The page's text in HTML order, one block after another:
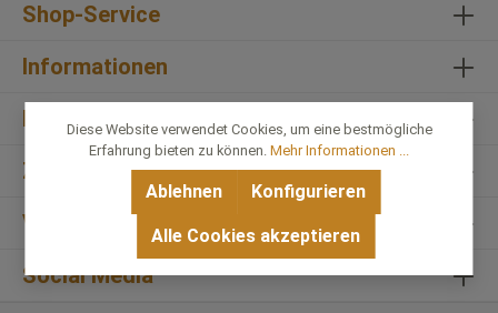
Shop-Service
Informationen
English
Zahlungsmethoden
Versandmethoden
Social Media
Diese Website verwendet Cookies, um eine bestmögliche
Erfahrung bieten zu können. Mehr Informationen ...
Ablehnen Konfigurieren
Alle Cookies akzeptieren